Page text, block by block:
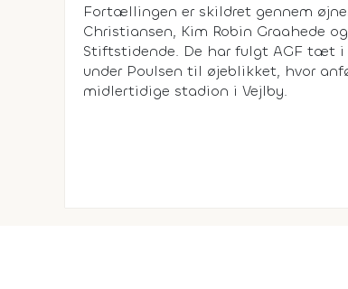
Fortællingen er skildret gennem
Christiansen, Kim Robin Graahede
Stiftstidende. De har fulgt AGF tæt
under Poulsen til øjeblikket, hvor
midlertidige stadion i Vejlby.